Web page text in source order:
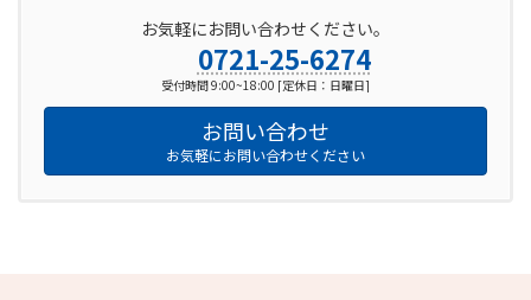
お気軽にお問い合わせください。
0721-25-6274
受付時間 9:00~18:00 [定休日：日曜日]
お問い合わせ
お気軽にお問い合わせください